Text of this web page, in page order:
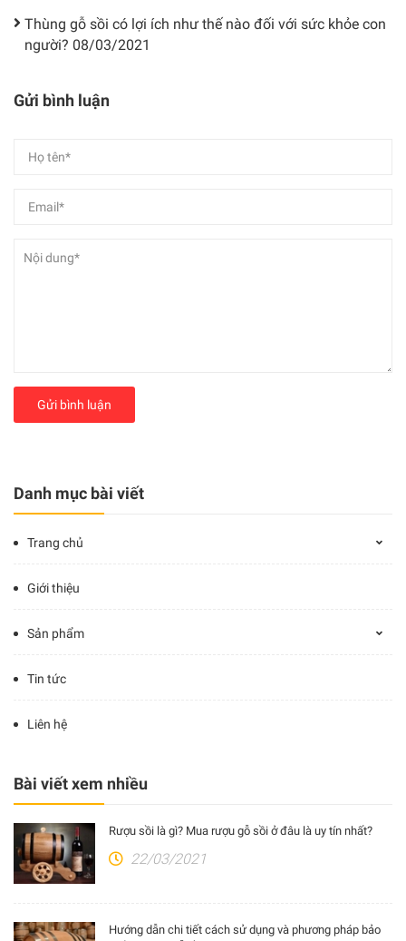
Danh mục bài viết
Trang chủ
Giới thiệu
Sản phẩm
Tin tức
Liên hệ
Bài viết xem nhiều
Rượu sồi là gì? Mua rượu gỗ sồi ở đâu là uy tín nhất?
22/03/2021
Hướng dẫn chi tiết cách sử dụng và phương pháp bảo
Thùng gỗ sồi có lợi ích như thế nào đối với sức khỏe con
người? 08/03/2021
Gửi bình luận
Gửi bình luận